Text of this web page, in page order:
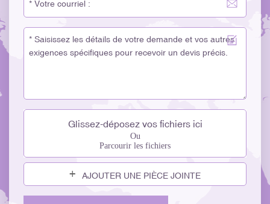
Glissez-déposez vos fichiers ici
Ou
Parcourir les fichiers
AJOUTER UNE PIÈCE JOINTE